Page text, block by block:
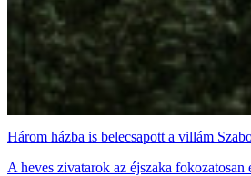
Három házba is belecsapott a villám
A heves zivatarok az éjszaka fokozatosan